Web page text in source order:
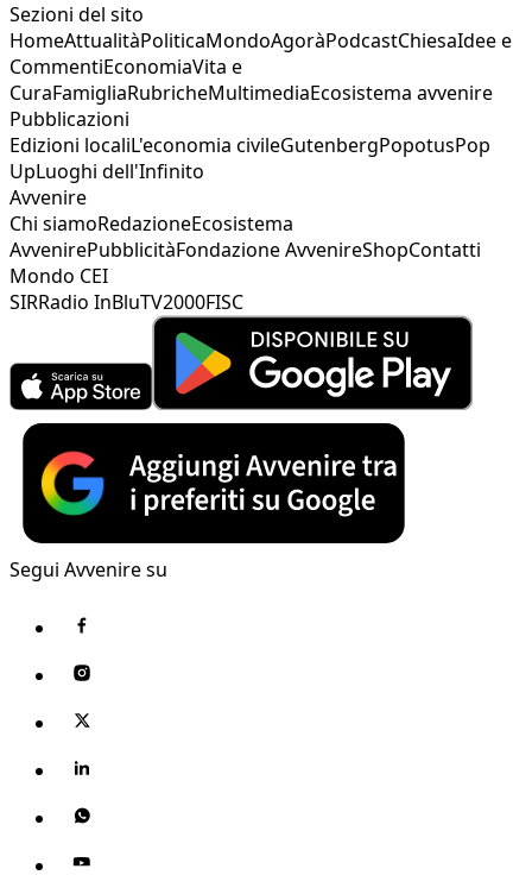
Sezioni del sito
HomeAttualitàPoliticaMondoAgoràPodcastChiesaIdee e
CommentiEconomiaVita e
CuraFamigliaRubricheMultimediaEcosistema avvenire
Pubblicazioni
Edizioni localiL'economia civileGutenbergPopotusPop
UpLuoghi dell'Infinito
Avvenire
Chi siamoRedazioneEcosistema
AvvenirePubblicitàFondazione AvvenireShopContatti
Mondo CEI
SIRRadio InBluTV2000FISC
Segui Avvenire su